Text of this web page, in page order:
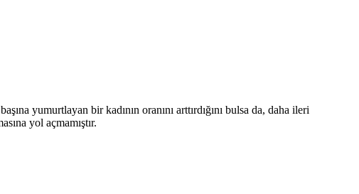
yumurtlayan bir kadının oranını arttırdığını bulsa da, daha ileri
yol açmamıştır.